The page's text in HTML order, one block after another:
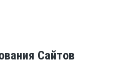
Сайтов